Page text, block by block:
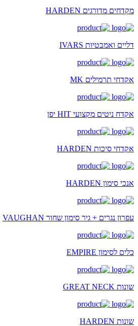
מקדחים מדורגים HARDEN
דליים ואמבטיות IVARS
אקדחי תרמילים MK
אקדח ניטים מקצועי HIT יפן
אקדחי סיכות HARDEN
אנכי סימון HARDEN
עפרון נגרים + גיר סימון שחור VAUGHAN
כלים לסימון EMPIRE
שונות GREAT NECK
שונות HARDEN